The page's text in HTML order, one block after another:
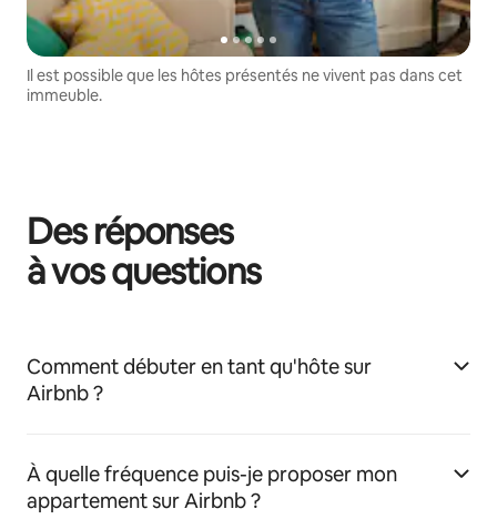
Il est possible que les hôtes présentés ne vivent pas dans cet
immeuble.
Des réponses
à vos questions
Comment débuter en tant qu'hôte sur
Airbnb ?
À quelle fréquence puis-je proposer mon
appartement sur Airbnb ?